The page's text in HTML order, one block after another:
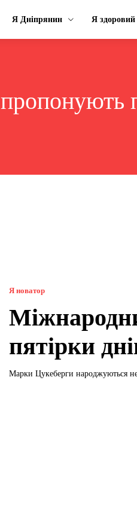
Я Дніпрянин Я здоровий
пропонують
Я новатор
пятірки
Марки Цукеберги народжуються